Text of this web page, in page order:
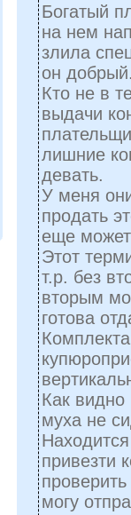
Богатый
на нем
злила
он
Кто не в
выдачи
лишние
девать.
У меня
продать
еще
Этот
т.р. без
вторым
готова
Как
муха не
привезти
могу